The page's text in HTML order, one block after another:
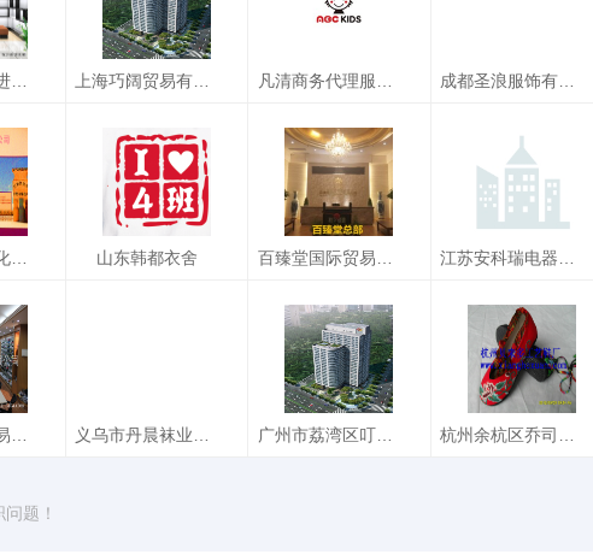
温州市布加迪进出口有限公司
出
上海巧阔贸易有限
公司
招聘文员198
招聘文员15
凡清商务代理服务
有限公司
线上化运营专员
产品经理
招聘文员14
成都圣浪服饰有限
公司
招聘文员13
招聘文员11
江阴优佳宝日化有限公司
有
员...
山东韩都衣舍
百臻堂国际贸易有
限公司营销部
招聘文员招聘文员
江苏安科瑞电器制
造有限公司电子商
务
行政助理
行政助理
招聘文员8
易有
广州市荔湾区叮当雨百货商行
题！